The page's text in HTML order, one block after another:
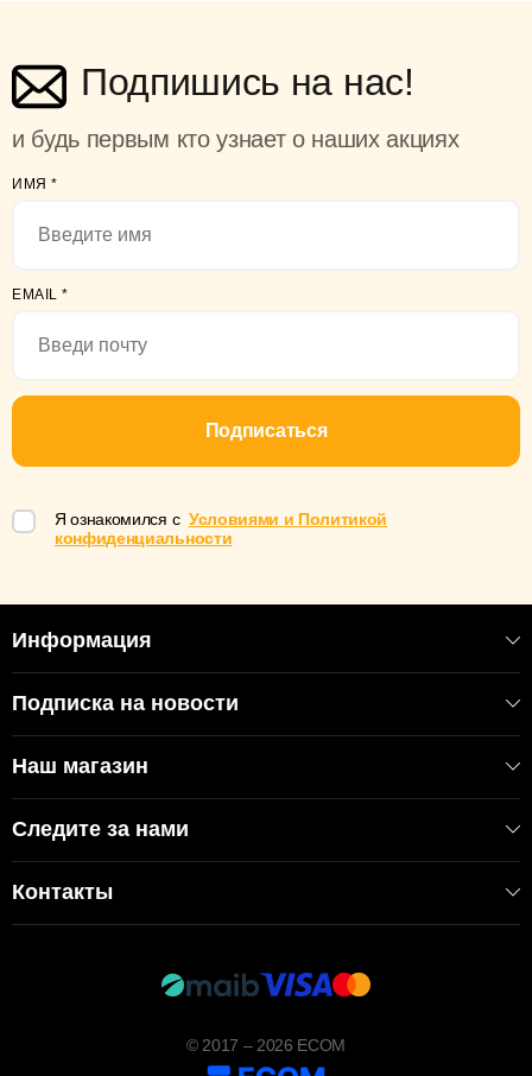
Подпишись на нас!
и будь первым кто узнает о наших акциях
ИМЯ *
EMAIL *
Подписаться
Я ознакомился с Условиями и Политикой
конфиденциальности
Информация
Подписка на новости
Наш магазин
Следите за нами
Контакты
© 2017 – 2026 ECOM